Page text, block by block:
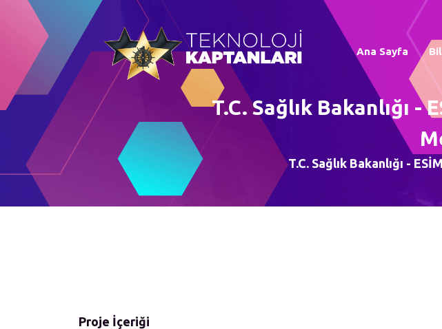
Ana Sayfa
T.C. Sağlık Bakanlığı
T.C. Sağlık Bakanlığı -
Proje İçeriği